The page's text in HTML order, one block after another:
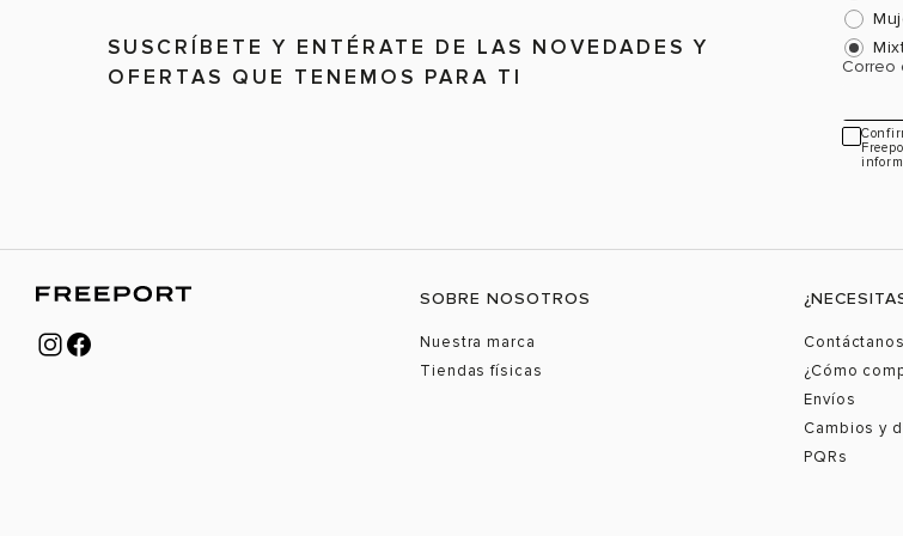
SUSCRÍBETE Y ENTÉRATE DE LAS NOVEDADES Y
OFERTAS QUE TENEMOS PARA TI
Correo
SOBRE NOSOTROS
Nuestra marca
Tiendas físicas
Contáctanos
¿Cómo
Envíos
Cambios y
PQRs